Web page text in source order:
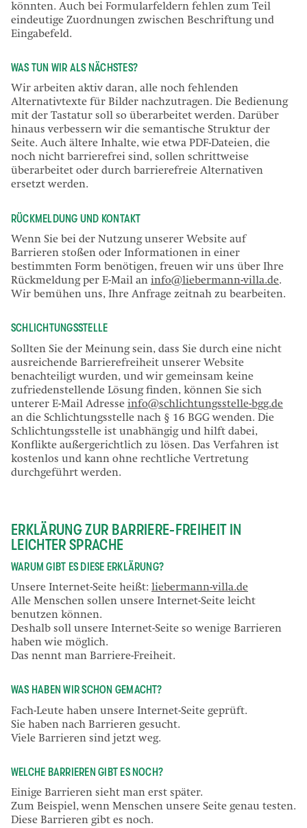
könnten. Auch bei Formularfeldern fehlen zum Teil
eindeutige Zuordnungen zwischen Beschriftung und
Eingabefeld.
WAS TUN WIR ALS NÄCHSTES?
Wir arbeiten aktiv daran, alle noch fehlenden
Alternativtexte für Bilder nachzutragen. Die Bedienung
mit der Tastatur soll so überarbeitet werden. Darüber
hinaus verbessern wir die semantische Struktur der
Seite. Auch ältere Inhalte, wie etwa PDF-Dateien, die
noch nicht barrierefrei sind, sollen schrittweise
überarbeitet oder durch barrierefreie Alternativen
ersetzt werden.
RÜCKMELDUNG UND KONTAKT
Wenn Sie bei der Nutzung unserer Website auf
Barrieren stoßen oder Informationen in einer
bestimmten Form benötigen, freuen wir uns über Ihre
Rückmeldung per E-Mail an info@liebermann-villa.de.
Wir bemühen uns, Ihre Anfrage zeitnah zu bearbeiten.
SCHLICHTUNGSSTELLE
Sollten Sie der Meinung sein, dass Sie durch eine nicht
ausreichende Barrierefreiheit unserer Website
benachteiligt wurden, und wir gemeinsam keine
zufriedenstellende Lösung finden, können Sie sich
unterer E-Mail Adresse info@schlichtungsstelle-bgg.de
an die Schlichtungsstelle nach § 16 BGG wenden. Die
Schlichtungsstelle ist unabhängig und hilft dabei,
Konflikte außergerichtlich zu lösen. Das Verfahren ist
kostenlos und kann ohne rechtliche Vertretung
durchgeführt werden.
ERKLÄRUNG ZUR BARRIERE-FREIHEIT IN
LEICHTER SPRACHE
WARUM GIBT ES DIESE ERKLÄRUNG?
Unsere Internet-Seite heißt: liebermann-villa.de
Alle Menschen sollen unsere Internet-Seite leicht
benutzen können.
Deshalb soll unsere Internet-Seite so wenige Barrieren
haben wie möglich.
Das nennt man Barriere-Freiheit.
WAS HABEN WIR SCHON GEMACHT?
Fach-Leute haben unsere Internet-Seite geprüft.
Sie haben nach Barrieren gesucht.
Viele Barrieren sind jetzt weg.
WELCHE BARRIEREN GIBT ES NOCH?
Einige Barrieren sieht man erst später.
Zum Beispiel, wenn Menschen unsere Seite genau testen.
Diese Barrieren gibt es noch.